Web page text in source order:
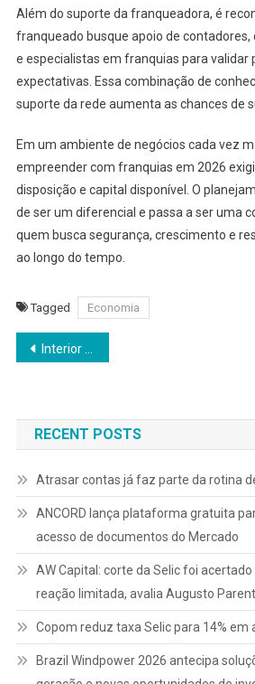
Além do suporte da franqueadora, é
franqueado busque apoio de
e especialistas em franquias para validar
expectativas. Essa combinação de
suporte da rede aumenta as chances de
Em um ambiente de negócios cada vez
empreender com franquias em 2026
disposição e capital disponível. O
de ser um diferencial e passa a ser uma
quem busca segurança, crescimento e
ao longo do tempo.
Tagged Economia
Navegação
Post
Interior concentra novas oportunidades para quem quer empreender fora das capitais
RECENT POSTS
Atrasar contas já faz parte da rotina
ANCORD lança plataforma gratuita
acesso de documentos do Mercado
AW Capital: corte da Selic foi
reação limitada, avalia Augusto
Copom reduz taxa Selic para 14% em
Brazil Windpower 2026 antecipa